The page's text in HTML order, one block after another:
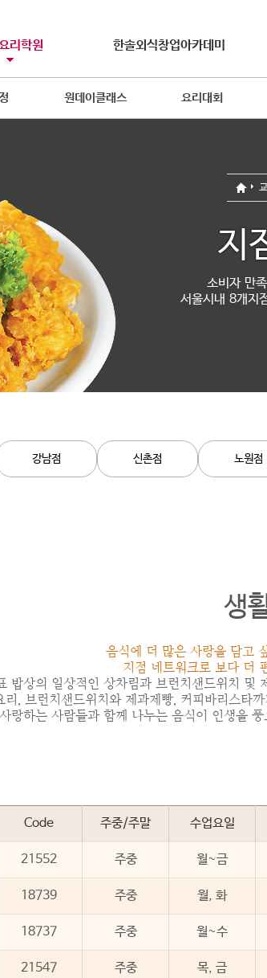
리학원 한솔외식창업아카데미
원데이클래스 요리대회
지
소비자 만
서울시내 8개지
강남점 신촌점 노원점
생
음식에 더 많은 사랑을 담고
지점 네트워크로 보다 더
밥상의 일상적인 상차림과 브런치샌드위치 및
리, 브런치샌드위치와 제과제빵, 커피바리스타
사랑하는 사람들과 함께 나누는 음식이 인생을
Code 주중/주말 수업요일
21552 주중 월~금
18739 주중 월, 화
18737 주중 월~수
21547 주중 목, 금